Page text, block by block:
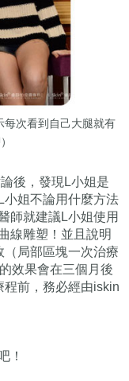
次看到自己大腿就有
後，發現L小姐是
姐不論用什麼方法
師就建議L小姐使用
線雕塑！並且說明
局部區塊一次治療
效果會在三個月後
前，務必經由iskin
！